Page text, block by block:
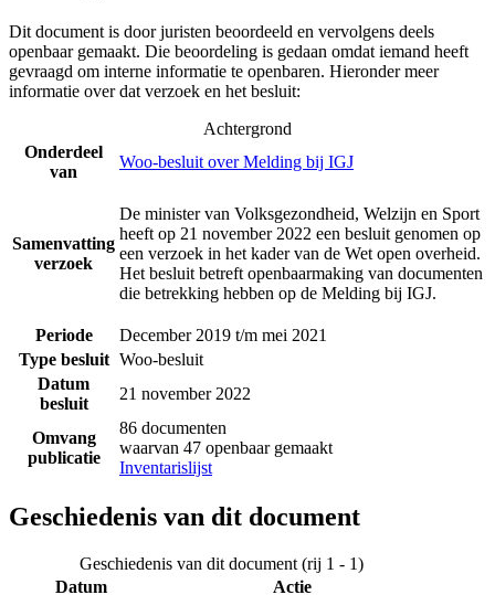
Dit document is door juristen beoordeeld en vervolgens deels
openbaar gemaakt. Die beoordeling is gedaan omdat iemand heeft
gevraagd om interne informatie te openbaren. Hieronder meer
informatie over dat verzoek en het besluit:
Achtergrond
Onderdeel
van
Woo-besluit over Melding bij IGJ
Samenvatting
verzoek
De minister van Volksgezondheid, Welzijn en Sport
heeft op 21 november 2022 een besluit genomen op
een verzoek in het kader van de Wet open overheid.
Het besluit betreft openbaarmaking van documenten
die betrekking hebben op de Melding bij IGJ.
Periode
December 2019 t/m mei 2021
Type besluit Woo-besluit
Datum
besluit
21 november 2022
Omvang
publicatie
86 documenten
waarvan 47 openbaar gemaakt
Inventarislijst
Geschiedenis van dit document
Geschiedenis van dit document (rij 1 - 1)
Datum
Actie